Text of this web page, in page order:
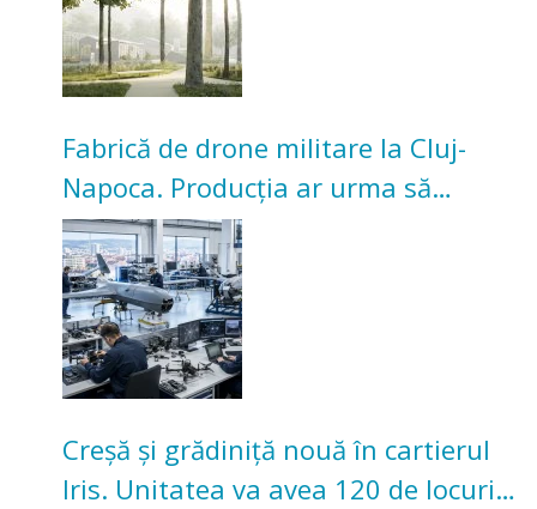
Fabrică de drone militare la Cluj-
Napoca. Producția ar urma să
înceapă în toamna acestui an
Creșă și grădiniță nouă în cartierul
Iris. Unitatea va avea 120 de locuri